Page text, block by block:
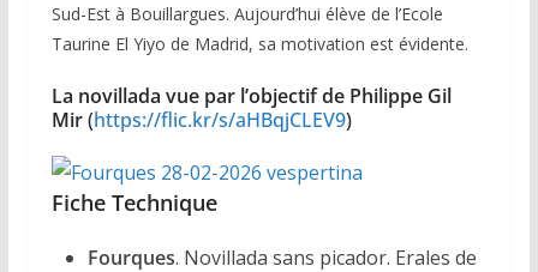
Sud-Est à Bouillargues. Aujourd’hui élève de l’Ecole
Taurine El Yiyo de Madrid, sa motivation est évidente.
La novillada vue par l’objectif de Philippe Gil
Mir(https://flic.kr/s/aHBqjCLEV9)
Fiche Technique
Fourques. Novillada sans picador. Erales de